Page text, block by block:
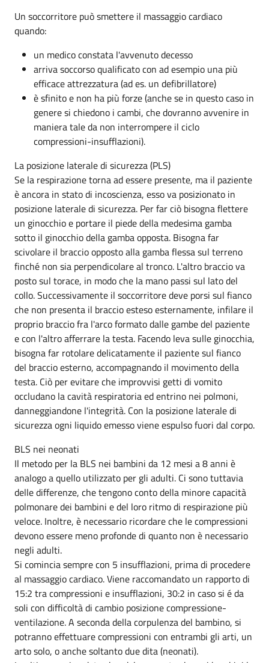
Un soccorritore può smettere il massaggio cardiaco
quando:
un medico constata l'avvenuto decesso
arriva soccorso qualificato con ad esempio una più
efficace attrezzatura (ad es. un defibrillatore)
è sfinito e non ha più forze (anche se in questo caso in
genere si chiedono i cambi, che dovranno avvenire in
maniera tale da non interrompere il ciclo
compressioni-insufflazioni).
La posizione laterale di sicurezza (PLS)
Se la respirazione torna ad essere presente, ma il paziente
è ancora in stato di incoscienza, esso va posizionato in
posizione laterale di sicurezza. Per far ciò bisogna flettere
un ginocchio e portare il piede della medesima gamba
sotto il ginocchio della gamba opposta. Bisogna far
scivolare il braccio opposto alla gamba flessa sul terreno
finché non sia perpendicolare al tronco. L'altro braccio va
posto sul torace, in modo che la mano passi sul lato del
collo. Successivamente il soccorritore deve porsi sul fianco
che non presenta il braccio esteso esternamente, infilare il
proprio braccio fra l'arco formato dalle gambe del paziente
e con l'altro afferrare la testa. Facendo leva sulle ginocchia,
bisogna far rotolare delicatamente il paziente sul fianco
del braccio esterno, accompagnando il movimento della
testa. Ciò per evitare che improvvisi getti di vomito
occludano la cavità respiratoria ed entrino nei polmoni,
danneggiandone l'integrità. Con la posizione laterale di
sicurezza ogni liquido emesso viene espulso fuori dal corpo.
BLS nei neonati
Il metodo per la BLS nei bambini da 12 mesi a 8 anni è
analogo a quello utilizzato per gli adulti. Ci sono tuttavia
delle differenze, che tengono conto della minore capacità
polmonare dei bambini e del loro ritmo di respirazione più
veloce. Inoltre, è necessario ricordare che le compressioni
devono essere meno profonde di quanto non è necessario
negli adulti.
Si comincia sempre con 5 insufflazioni, prima di procedere
al massaggio cardiaco. Viene raccomandato un rapporto di
15:2 tra compressioni e insufflazioni, 30:2 in caso si é da
soli con difficoltà di cambio posizione compressione-
ventilazione. A seconda della corpulenza del bambino, si
potranno effettuare compressioni con entrambi gli arti, un
arto solo, o anche soltanto due dita (neonati).